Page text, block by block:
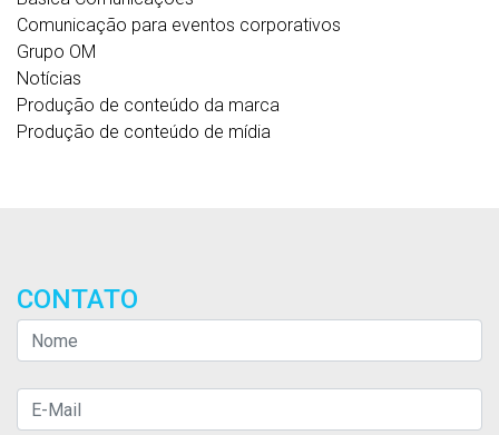
Comunicação para eventos corporativos
Grupo OM
Notícias
Produção de conteúdo da marca
Produção de conteúdo de mídia
CONTATO